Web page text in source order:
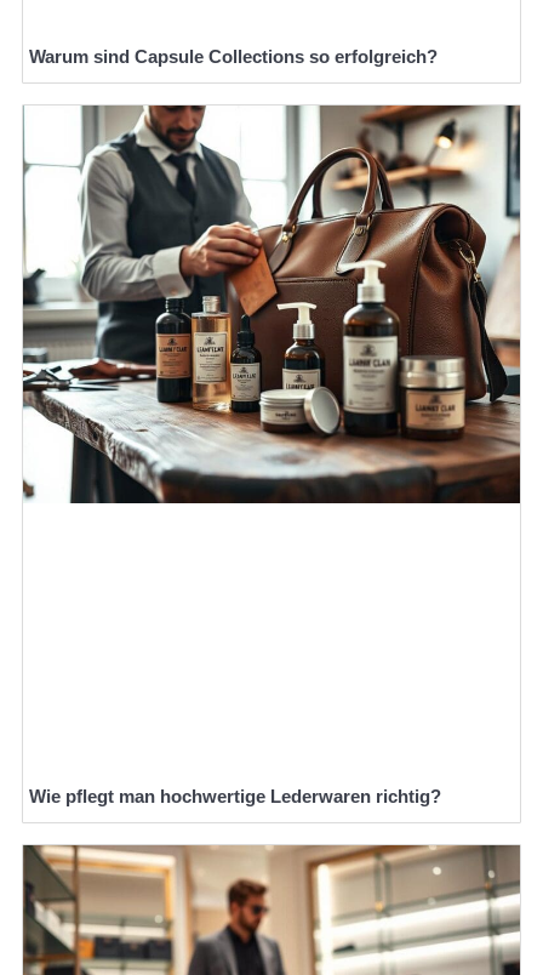
Warum sind Capsule Collections so erfolgreich?
Wie pflegt man hochwertige Lederwaren richtig?